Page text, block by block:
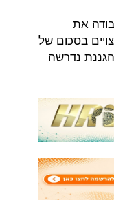
את
בסכום של
נדרשה